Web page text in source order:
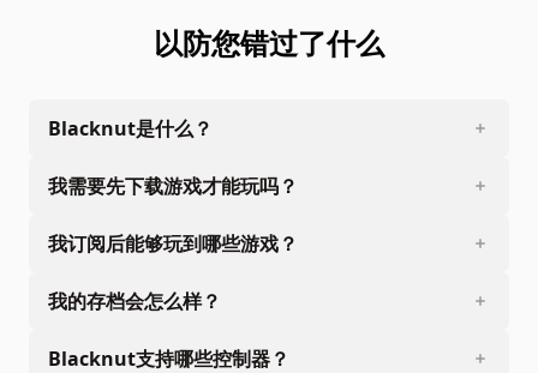
以防您错过了什么
Blacknut是什么？
我需要先下载游戏才能玩吗？
我订阅后能够玩到哪些游戏？
我的存档会怎么样？
Blacknut支持哪些控制器？